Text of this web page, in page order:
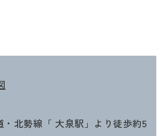
北勢線「 大泉駅」より徒歩約5